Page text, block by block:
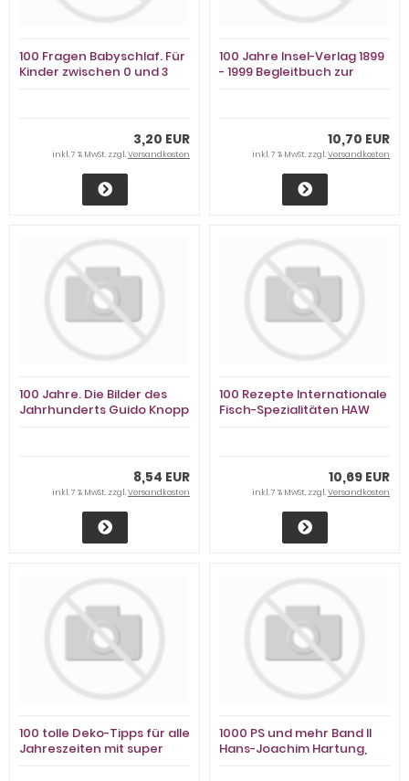
100 Fragen Babyschlaf. Für
Kinder zwischen 0 und 3
3,20 EUR
inkl. 7 % MwSt. zzgl.Versandkosten
100 Jahre Insel-Verlag 1899
- 1999 Begleitbuch zur
der Deutschen Bibliothek
Frankfurt am Main
Sarkowski, Heinz
10,70 EUR
inkl. 7 % MwSt. zzgl.Versandkosten
100 Jahre. Die Bilder des
Jahrhunderts Guido Knopp
8,54 EUR
inkl. 7 % MwSt. zzgl.Versandkosten
100 Rezepte Internationale
Fisch-Spezialitäten HAW
10,69 EUR
inkl. 7 % MwSt. zzgl.Versandkosten
100 tolle Deko-Tipps für alle
Jahreszeiten mit super
1000 PS und mehr Band II
Hans-Joachim Hartung,